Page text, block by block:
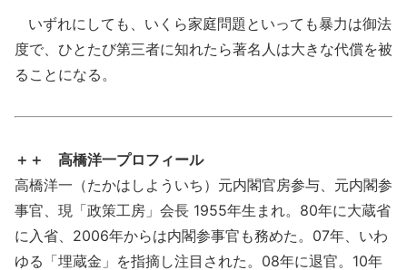
いずれにしても、いくら家庭問題といっても暴力は御法
度で、ひとたび第三者に知れたら著名人は大きな代償を被
ることになる。
＋＋ 高橋洋一プロフィール
高橋洋一（たかはしよういち）元内閣官房参与、元内閣参
事官、現「政策工房」会長 1955年生まれ。80年に大蔵省
に入省、2006年からは内閣参事官も務めた。07年、いわ
ゆる「埋蔵金」を指摘し注目された。08年に退官。10年